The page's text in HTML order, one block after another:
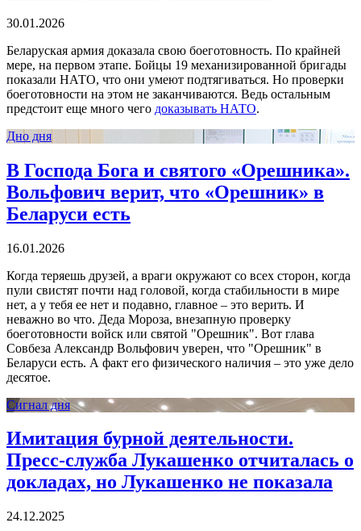
30.01.2026
Беларуская армия доказала свою боеготовность. По крайней
мере, на первом этапе. Бойцы 19 механизированной бригады
показали НАТО, что они умеют подтягиваться. Но проверки
боеготовности на этом не заканчиваются. Ведь остальным
предстоит еще много чего доказывать НАТО.
Дно дня
В Господа Бога и святого «Орешника».
Вольфович верит, что «Орешник» в
Беларуси есть
16.01.2026
Когда теряешь друзей, а враги окружают со всех сторон, когда
пули свистят почти над головой, когда стабильности в мире
нет, а у тебя ее нет и подавно, главное – это верить. И
неважно во что. Деда Мороза, внезапную проверку
боеготовности войск или святой "Орешник". Вот глава
Совбеза Александр Вольфович уверен, что "Орешник" в
Беларуси есть. А факт его физического наличия – это уже дело
десятое.
Сигнал дня
Имитация бурной деятельности.
Пресс-служба Лукашенко отчиталась о
докладах, но Лукашенко не показала
24.12.2025